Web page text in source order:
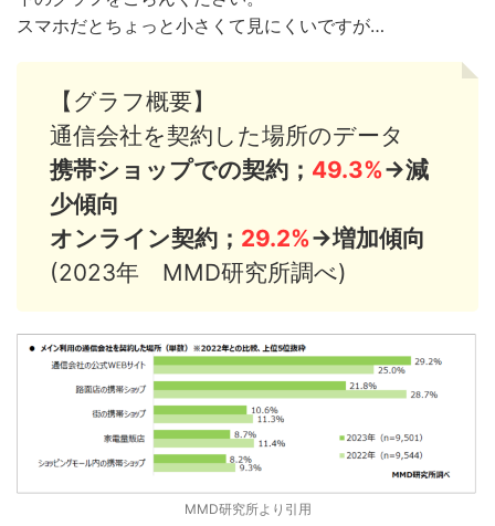
スマホだとちょっと小さくて見にくいですが…
【グラフ概要】
通信会社を契約した場所のデータ
携帯ショップでの契約； 49.3%→減
少傾向
オンライン契約； 29.2%→増加傾向
(2023年 MMD研究所調べ)
MMD研究所より引用